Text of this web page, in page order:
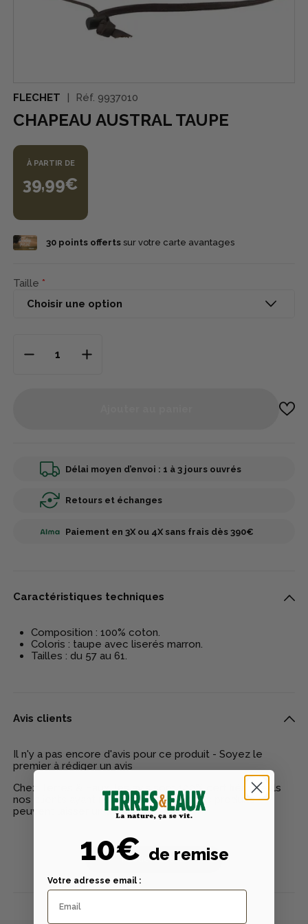
FLECHET Réf. 9937010
CHAPEAU AUSTRAL TAUPE
À PARTIR DE
39,99€
30points offertssur votre carte avantages
Taille
Délai moyen d’envoi : 1 à 3 jours ouvrés
Retours et échanges
Paiement en 3X ou 4X sans frais dès 390€
Caractéristiques techniques
Composition : 100% coton.
Coloris : taupe avec liserés marron.
Tailles : du 57 au 61.
Avis clients
Il n'y a pas encore d'avis pour ce produit - Soyez le
premier à rédiger un avis
Chez Terres & Eaux, les avis sont 100% certifiés : seuls
nos clients ayant réellement acheté nos produits
peuvent laisser un avis
Publier un avis
10€ de remise
Votre adresse email :